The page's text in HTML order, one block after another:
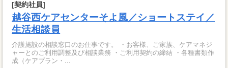
[契約社員]
越谷西ケアセンターそよ風／ショートステイ／
生活相談員
介護施設の相談窓口のお仕事です。 ・お客様、ご家族、ケアマネジ
ャーとのご利用調整及び相談業務 ・ご利用契約の締結 ・各種書類作
成（ケアプラン・...